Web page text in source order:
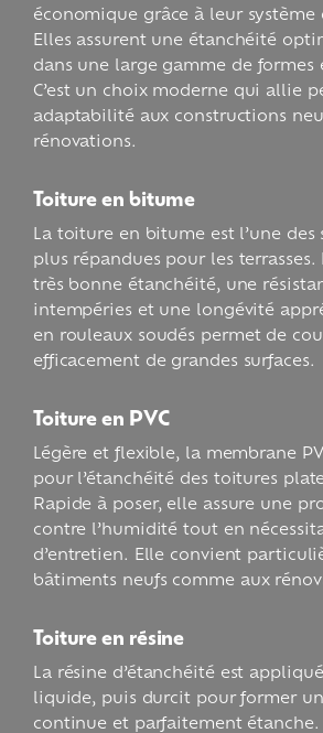
économique grâce à leur système
Elles assurent une étanchéité
dans une large gamme de formes
C’est un choix moderne qui allie
adaptabilité aux constructions
rénovations.
Toiture en bitume
La toiture en bitume est l’une des
plus répandues pour les
très bonne étanchéité, une
intempéries et une longévité
en rouleaux soudés permet de
efficacement de grandes surfaces.
Toiture en PVC
Légère et flexible, la membrane
pour l’étanchéité des toitures
Rapide à poser, elle assure une
contre l’humidité tout en
d’entretien. Elle convient
bâtiments neufs comme aux
Toiture en résine
La résine d’étanchéité est
liquide, puis durcit pour former
continue et parfaitement